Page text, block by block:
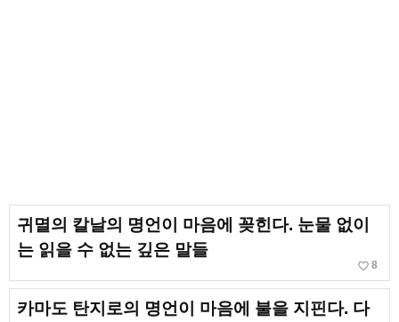
귀멸의 칼날의 명언이 마음에 꽂힌다. 눈물 없이
는 읽을 수 없는 깊은 말들
favorite_border 8
카마도 탄지로의 명언이 마음에 불을 지핀다. 다